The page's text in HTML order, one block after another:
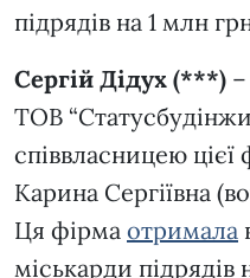
підрядів на 1 млн
Сергій Дідух (***)
ТОВ
співвласницею цієї
Карина Сергіївна
Ця фірма отримала
міськарди